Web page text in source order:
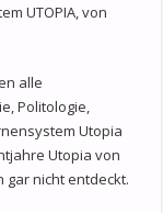
UTOPIA, von
alle
Politologie,
Utopia
Utopia von
gar nicht entdeckt.